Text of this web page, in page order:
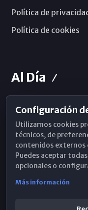
Política de
Política de cookies
Al Día
Horarios de Misa
Hemeroteca
WhatsApp
Configuración
Utilizamos cookies
técnicos, de
contenidos externos
Puedes aceptar
opcionales o
Más información